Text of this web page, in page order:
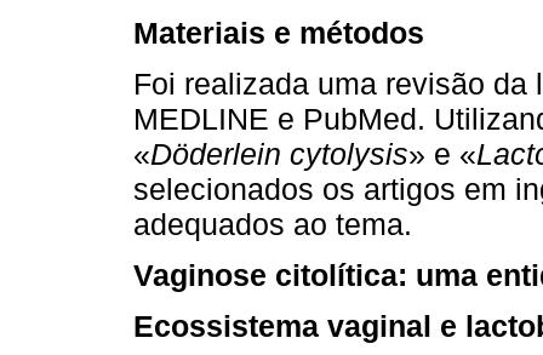
Materiais e métodos
Foi realizada uma revisão
MEDLINE e PubMed.
«Döderlein cytolysis» e «
selecionados os artigos em
adequados ao tema.
Vaginose citolítica: uma
Ecossistema vaginal e